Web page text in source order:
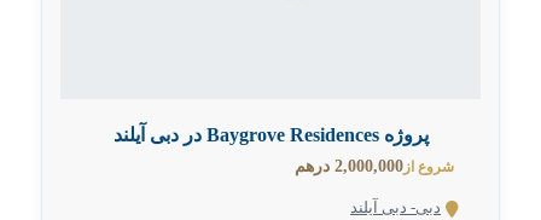
پروژه Baygrove Residences در دبی آیلند
شروع از 2,000,000 درهم
دبی- دبی آیلند